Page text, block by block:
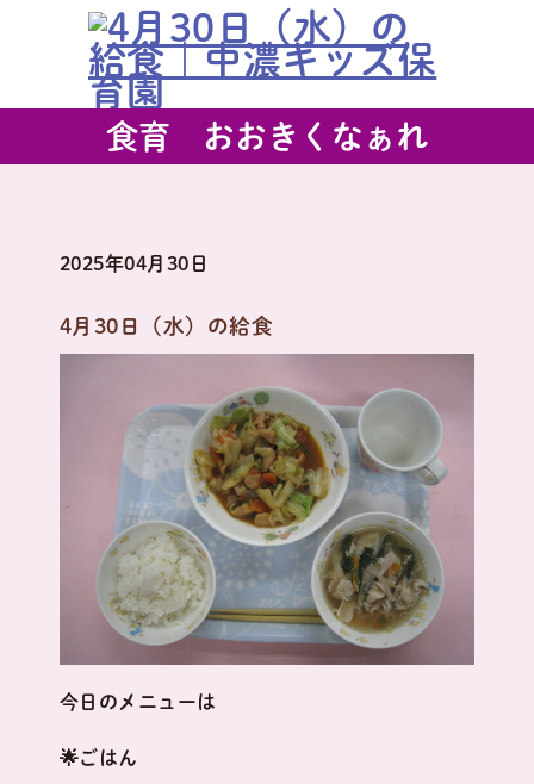
食育 おおきくなぁれ
2025年04月30日
4月30日（水）の給食
今日のメニューは
🌟ごはん